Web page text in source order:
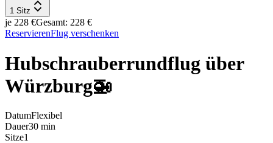
1 Sitz
je 228 €Gesamt: 228 €
ReservierenFlug verschenken
Hubschrauberrundflug über
Würzburg🚁
DatumFlexibel
Dauer30 min
Sitze1